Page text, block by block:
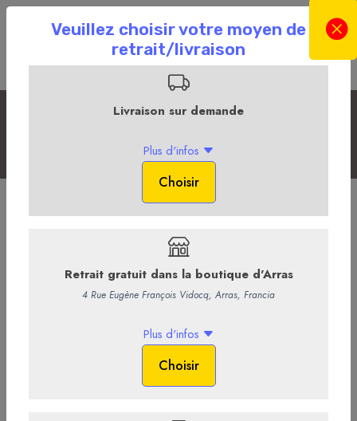
Les bières et cidres
La Boutique en ligne La Cave
Biere blonde - PVL petite
Comme son nom l’indique, cette jolie blonde dorée est brassée
dans le Pays de Pévèle, au cœur même de la Brasserie du Pavé. Sa
refermentation en bouteille lui confèrent une rondeur et des flaveurs
inimitables. Que vous soyez du Nord, du Sud ou d’ailleurs, vous
l’apprécierez toujours bien fraiche ! ACCORDS BIÈRES & METS :
Résonnance : Tarte Tatin, Complémentarité : Welsh complet,